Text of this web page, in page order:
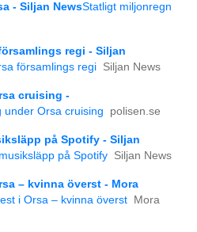
- Siljan NewsStatligt miljonregn
regi - Siljan
församlings regi Siljan News
cruising -
under Orsa cruising polisen.se
på Spotify - Siljan
på Spotify Siljan News
– kvinna överst - Mora
i Orsa – kvinna överst
Mora